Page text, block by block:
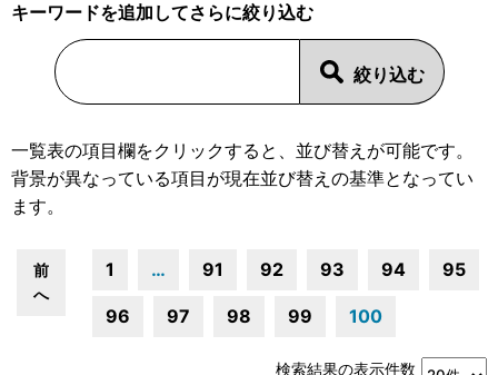
キーワードを追加してさらに絞り込む
一覧表の項目欄をクリックすると、並び替えが可能です。
背景が異なっている項目が現在並び替えの基準となってい
ます。
前
へ
1 … 91 92 93 94 95
96 97 98 99 100
検索結果の表示件数